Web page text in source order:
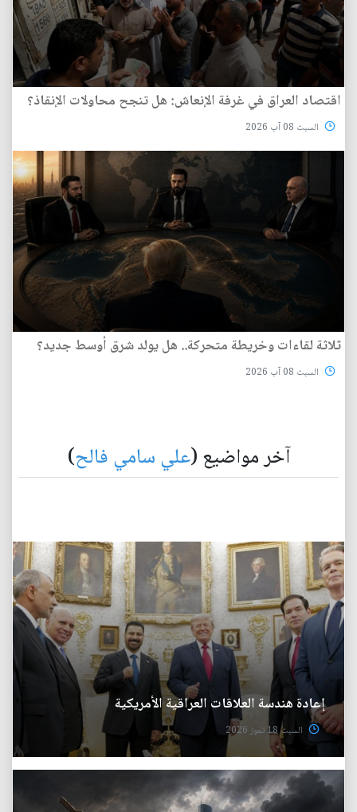
اقتصاد العراق في غرفة الإنعاش: هل تنجح محاولات الإنقاذ؟
السبت 08 آب 2026
ثلاثة لقاءات وخريطة متحركة.. هل يولد شرق أوسط جديد؟
السبت 08 آب 2026
آخر مواضيع (علي سامي فالح)
إعادة هندسة العلاقات العراقية الأمريكية
السبت 18 تموز 2026